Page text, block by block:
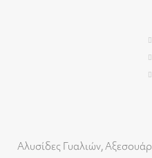
Αλυσίδες Γυαλιών,Αξεσουάρ